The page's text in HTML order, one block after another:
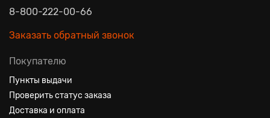
8-800-222-00-66
Заказать обратный звонок
Покупателю
Пункты выдачи
Проверить статус заказа
Доставка и оплата